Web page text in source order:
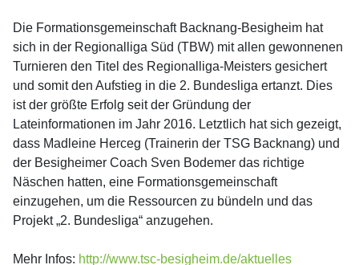
Die Formationsgemeinschaft Backnang-Besigheim hat
sich in der Regionalliga Süd (TBW) mit allen gewonnenen
Turnieren den Titel des Regionalliga-Meisters gesichert
und somit den Aufstieg in die 2. Bundesliga ertanzt. Dies
ist der größte Erfolg seit der Gründung der
Lateinformationen im Jahr 2016. Letztlich hat sich gezeigt,
dass Madleine Herceg (Trainerin der TSG Backnang) und
der Besigheimer Coach Sven Bodemer das richtige
Näschen hatten, eine Formationsgemeinschaft
einzugehen, um die Ressourcen zu bündeln und das
Projekt „2. Bundesliga“ anzugehen.
Mehr Infos: http://www.tsc-besigheim.de/aktuelles